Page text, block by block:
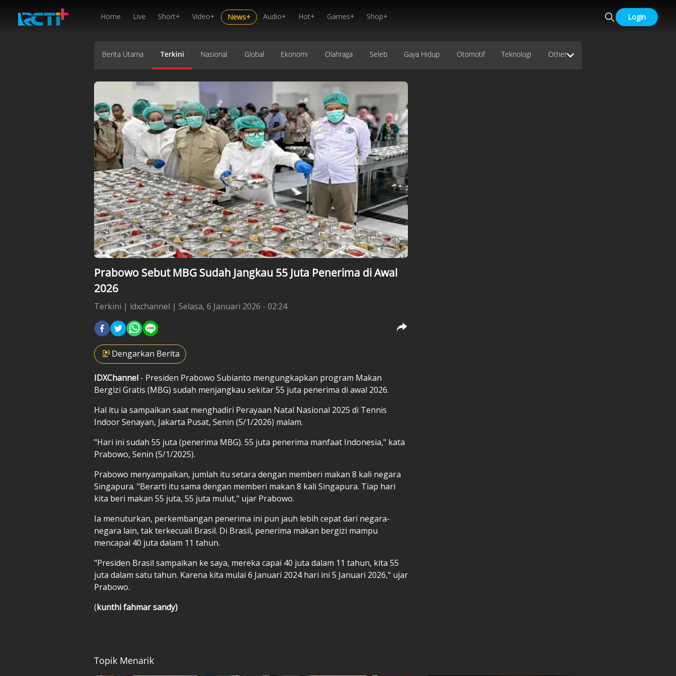
Home Live Short+ Video+ News+ Audio+ Hot+ Games+ Shop+ Login
Berita Utama Terkini Nasional Global Ekonomi Olahraga Seleb Gaya Hidup Otomotif Teknologi Other
Prabowo Sebut MBG Sudah Jangkau 55 Juta Penerima di Awal
2026
Terkini | idxchannel | Selasa, 6 Januari 2026 - 02:24
Dengarkan Berita
IDXChannel - Presiden Prabowo Subianto mengungkapkan program Makan
Bergizi Gratis (MBG) sudah menjangkau sekitar 55 juta penerima di awal 2026.
Hal itu ia sampaikan saat menghadiri Perayaan Natal Nasional 2025 di Tennis
Indoor Senayan, Jakarta Pusat, Senin (5/1/2026) malam.
"Hari ini sudah 55 juta (penerima MBG). 55 juta penerima manfaat Indonesia," kata
Prabowo, Senin (5/1/2025).
Prabowo menyampaikan, jumlah itu setara dengan memberi makan 8 kali negara
Singapura. "Berarti itu sama dengan memberi makan 8 kali Singapura. Tiap hari
kita beri makan 55 juta, 55 juta mulut," ujar Prabowo.
Ia menuturkan, perkembangan penerima ini pun jauh lebih cepat dari negara-
negara lain, tak terkecuali Brasil. Di Brasil, penerima makan bergizi mampu
mencapai 40 juta dalam 11 tahun.
"Presiden Brasil sampaikan ke saya, mereka capai 40 juta dalam 11 tahun, kita 55
juta dalam satu tahun. Karena kita mulai 6 Januari 2024 hari ini 5 Januari 2026," ujar
Prabowo.
(kunthi fahmar sandy)
Topik Menarik